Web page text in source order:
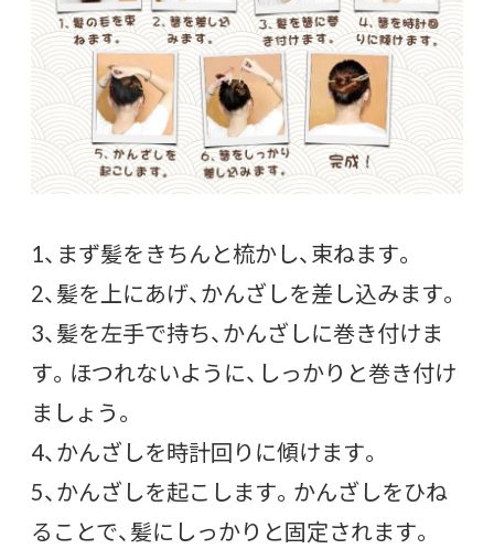
1、まず髪をきちんと梳かし、束ねます。
2、髪を上にあげ、かんざしを差し込みます。
3、髪を左手で持ち、かんざしに巻き付けま
す。ほつれないように、しっかりと巻き付け
ましょう。
4、かんざしを時計回りに傾けます。
5、かんざしを起こします。かんざしをひね
ることで、髪にしっかりと固定されます。